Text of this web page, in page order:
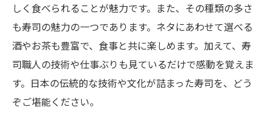
しく食べられることが魅力です。また、その種類の多さ
も寿司の魅力の一つであります。ネタにあわせて選べる
酒やお茶も豊富で、食事と共に楽しめます。加えて、寿
司職人の技術や仕事ぶりも見ているだけで感動を覚えま
す。日本の伝統的な技術や文化が詰まった寿司を、どう
ぞご堪能ください。